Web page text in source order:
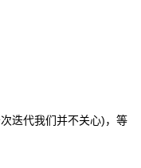
迭代我们并不关心)，等